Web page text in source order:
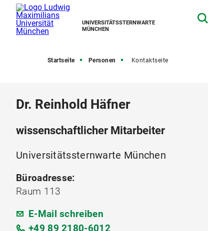
UNIVERSITÄTSSTERNWARTE
MÜNCHEN
Startseite Personen Kontaktseite
Dr. Reinhold Häfner
wissenschaftlicher Mitarbeiter
Universitätssternwarte München
Büroadresse:
Raum 113
E-Mail schreiben
+49 89 2180-6012